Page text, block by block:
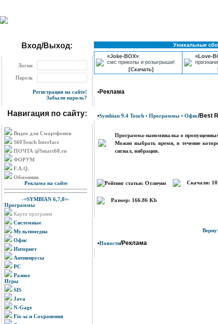
Вход/Выход:
Логин
Пароль
Регистрация на сайте!
Забыли пароль?
Навигация по сайту:
Видео для Смартфонов
S60Touch Interface
ПОЧТА @Smart60.ru
ФОРУМ
F.A.Q.
Обменник
Реклама на сайте
-=SYMBIAN 6,7,8=-
Программы
Карта программ
Системные
Мультимедиа
Офис
Интернет
Антивирусы
PC
Разное
Игры
SIS
Java
N-Gage
Fix-ы и Сохранения
Уникальные
«Joke-BOX»:
смс приколы и розыгрыши!
[Скачать]
«Love-
•Реклама
•Symbian 9.4 Touch • Программы • Офис/Best
Программа-напоминалка о
Можно выбрать время, в течение
сигнал, вибрация.
Скачали:
Размер: 166.86 Kb
•Новости/Реклама